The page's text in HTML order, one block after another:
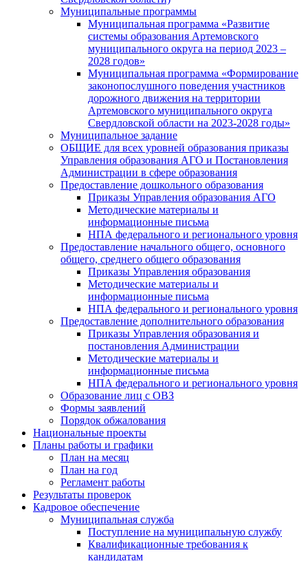
Муниципальные программы
Муниципальная программа «Развитие
системы образования Артемовского
муниципального округа на период 2023 –
2028 годов»
Муниципальная программа «Формирование
законопослушного поведения участников
дорожного движения на территории
Артемовского муниципального округа
Свердловской области на 2023-2028 годы»
Муниципальное задание
ОБЩИЕ для всех уровней образования приказы
Управления образования АГО и Постановления
Администрации в сфере образования
Предоставление дошкольного образования
Приказы Управления образования АГО
Методические материалы и
информационные письма
НПА федерального и регионального уровня
Предоставление начального общего, основного
общего, среднего общего образования
Приказы Управления образования
Методические материалы и
информационные письма
НПА федерального и регионального уровня
Предоставление дополнительного образования
Приказы Управления образования и
постановления Администрации
Методические материалы и
информационные письма
НПА федерального и регионального уровня
Образование лиц с ОВЗ
Формы заявлений
Порядок обжалования
Национальные проекты
Планы работы и графики
План на месяц
План на год
Регламент работы
Результаты проверок
Кадровое обеспечение
Муниципальная служба
Поступление на муниципальную службу
Квалификационные требования к
кандидатам